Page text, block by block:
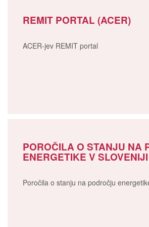
REMIT PORTAL (ACER)
ACER-jev REMIT portal
POROČILA O STANJU NA
ENERGETIKE V SLOVENIJI
Poročila o stanju na področju